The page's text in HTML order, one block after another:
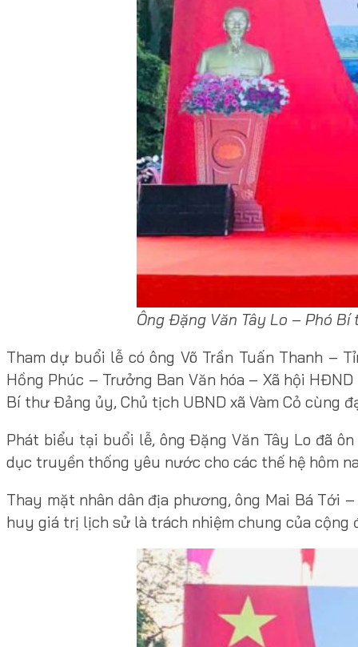
Ông Đặng Văn Tây Lo – Phó
Tham dự buổi lễ có ông Võ Trần Tuấn Thanh –
Hồng Phúc – Trưởng Ban Văn hóa – Xã hội
Bí thư Đảng ủy, Chủ tịch UBND xã Vàm Cỏ cùng
Phát biểu tại buổi lễ, ông Đặng Văn Tây Lo đã
dục truyền thống yêu nước cho các thế hệ hôm
Thay mặt nhân dân địa phương, ông Mai Bá Tới
huy giá trị lịch sử là trách nhiệm chung của cộng